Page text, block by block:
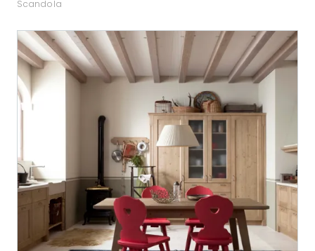
Scandola